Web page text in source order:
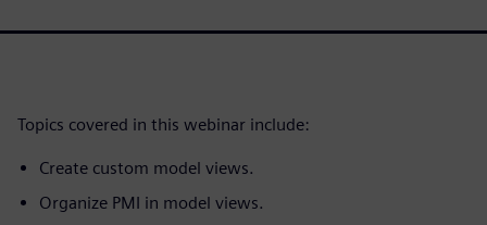
Topics covered in this webinar include:
Create custom model views.
Organize PMI in model views.